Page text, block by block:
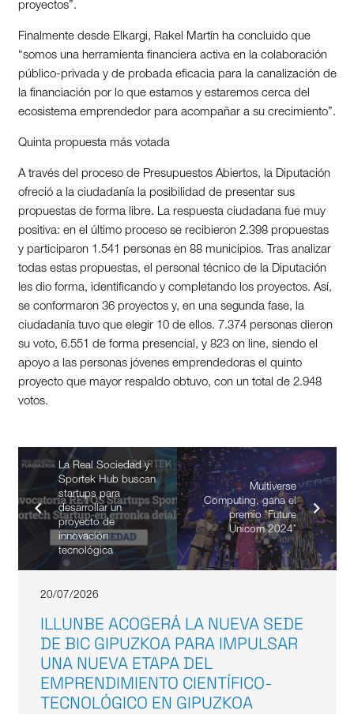
proyectos”.
Finalmente desde Elkargi, Rakel Martín ha concluido que
“somos una herramienta financiera activa en la colaboración
público-privada y de probada eficacia para la canalización de
la financiación por lo que estamos y estaremos cerca del
ecosistema emprendedor para acompañar a su crecimiento”.
Quinta propuesta más votada
A través del proceso de Presupuestos Abiertos, la Diputación
ofreció a la ciudadanía la posibilidad de presentar sus
propuestas de forma libre. La respuesta ciudadana fue muy
positiva: en el último proceso se recibieron 2.398 propuestas
y participaron 1.541 personas en 88 municipios. Tras analizar
todas estas propuestas, el personal técnico de la Diputación
les dio forma, identificando y completando los proyectos. Así,
se conformaron 36 proyectos y, en una segunda fase, la
ciudadanía tuvo que elegir 10 de ellos. 7.374 personas dieron
su voto, 6.551 de forma presencial, y 823 on line, siendo el
apoyo a las personas jóvenes emprendedoras el quinto
proyecto que mayor respaldo obtuvo, con un total de 2.948
votos.
La Real Sociedad y
Sportek Hub buscan
startups para
desarrollar un
proyecto de
innovación
tecnológica
Multiverse
Computing, gana el
premio ‘Future
Unicorn 2024’
20/07/2026
ILLUNBE ACOGERÁ LA NUEVA SEDE
DE BIC GIPUZKOA PARA IMPULSAR
UNA NUEVA ETAPA DEL
EMPRENDIMIENTO CIENTÍFICO-
TECNOLÓGICO EN GIPUZKOA